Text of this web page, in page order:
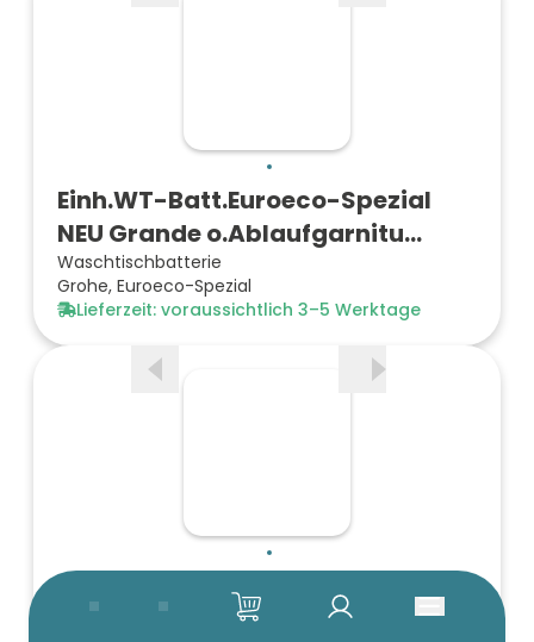
Einh.WT-Batt.Euroeco-Spezial
NEU Grande o.Ablaufgarnitu…
Waschtischbatterie
Grohe, Euroeco-Spezial
Lieferzeit: voraussichtlich 3–5 Werktage
Einhand-Wandbatterie Euroeco-
Spezial NEU m.festem Auslau…